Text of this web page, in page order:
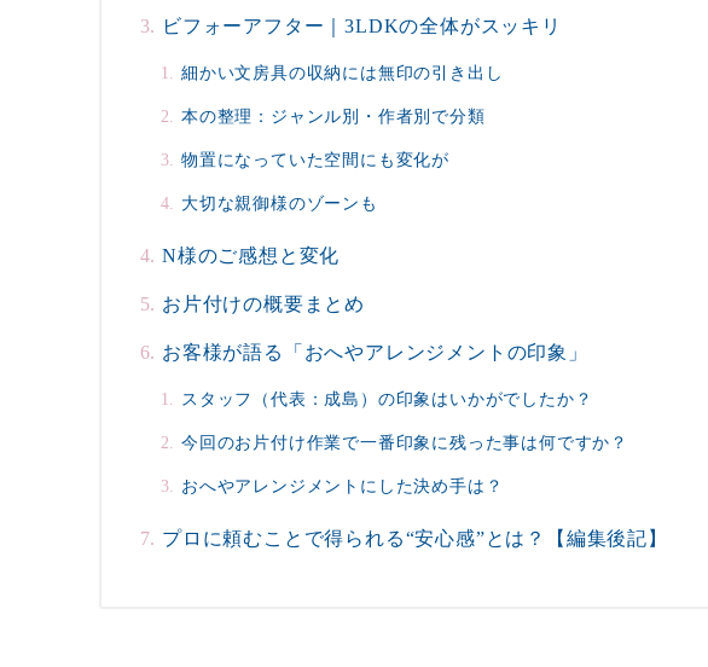
ビフォーアフター｜3LDKの全体がスッキリ
細かい文房具の収納には無印の引き出し
本の整理：ジャンル別・作者別で分類
物置になっていた空間にも変化が
大切な親御様のゾーンも
N様のご感想と変化
お片付けの概要まとめ
お客様が語る「おへやアレンジメントの印象」
スタッフ（代表：成島）の印象はいかがでしたか？
今回のお片付け作業で一番印象に残った事は何ですか？
おへやアレンジメントにした決め手は？
プロに頼むことで得られる“安心感”とは？【編集後記】